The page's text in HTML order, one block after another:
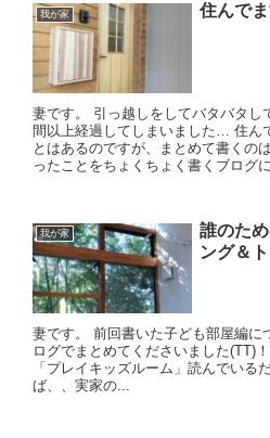
我が家 住んで
妻です。 引っ越しをしてバタバタし
間以上経過してしまいました… 住ん
とはあるのですが、まとめて書くの
ったことをちょくちょく書くブログ
我が家
誰のた
ング＆
妻です。 前回書いた子ども部屋編に
ログでまとめてくださいました(TT)
「プレイキッズルーム」読んでいる
ば、、実家の...